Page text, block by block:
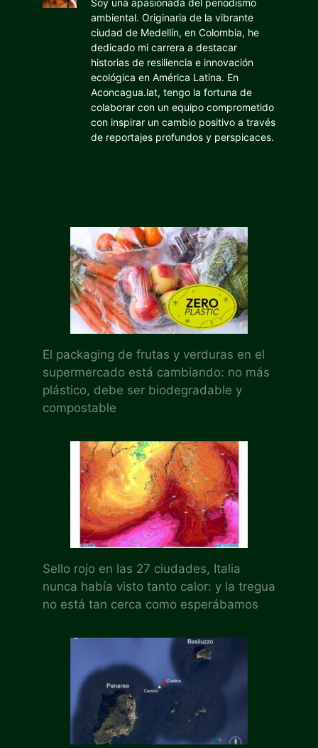
Soy una apasionada del periodismo
ambiental. Originaria de la vibrante
ciudad de Medellín, en Colombia, he
dedicado mi carrera a destacar
historias de resiliencia e innovación
ecológica en América Latina. En
Aconcagua.lat, tengo la fortuna de
colaborar con un equipo comprometido
con inspirar un cambio positivo a través
de reportajes profundos y perspicaces.
El packaging de frutas y verduras en el
supermercado está cambiando: no más
plástico, debe ser biodegradable y
compostable
Sello rojo en las 27 ciudades, Italia
nunca había visto tanto calor: y la tregua
no está tan cerca como esperábamos